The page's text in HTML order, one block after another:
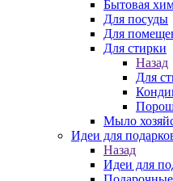
Бытовая
Для посуды
Для
Для стирки
Назад
Для
Мыло
Идеи для
Назад
Идеи для